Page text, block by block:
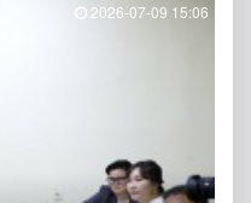
2026-07-09 15:06